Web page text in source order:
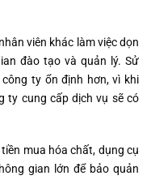
viên khác làm việc dọn
đào tạo và quản lý. Sử
ty ổn định hơn, vì khi
ty cung cấp dịch vụ sẽ có
mua hóa chất, dụng cụ
gian lớn để bảo quản